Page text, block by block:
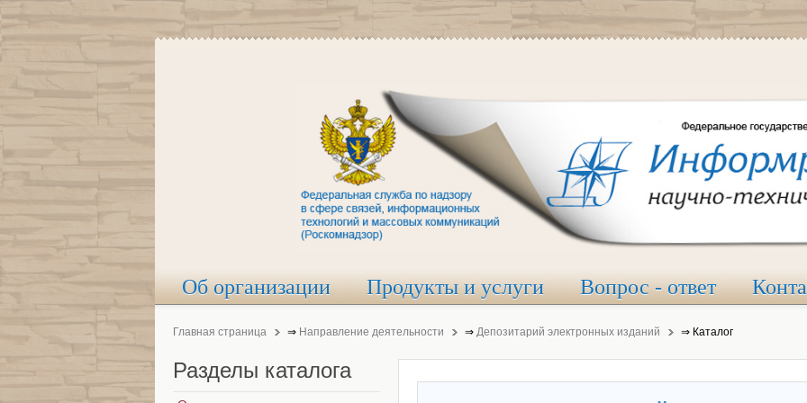
Об организации Продукты и услуги Вопрос - ответ
Главная страница ⇒ Направление деятельности ⇒ Депозитарий электронных изданий ⇒ Каталог
Разделы каталога